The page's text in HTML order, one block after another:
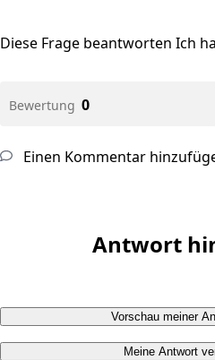
Diese Frage beantworten Ich
Bewertung 0
Einen Kommentar
Antwort
Vorschau meiner
Meine Antwort